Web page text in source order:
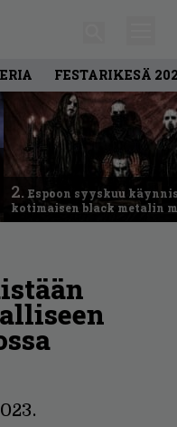
FESTARIKESÄ
2. Espoon syyskuu
kotimaisen black metalin